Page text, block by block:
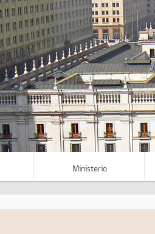
Ministerio